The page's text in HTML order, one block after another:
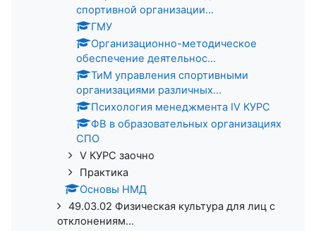
спортивной организации...
ГМУ
Организационно-методическое
обеспечение деятельнос...
ТиМ управления спортивными
организациями различных...
Психология менеджмента IV КУРС
ФВ в образовательных организациях
СПО
V КУРС заочно
Практика
Основы НМД
49.03.02 Физическая культура для лиц с
отклонениям...